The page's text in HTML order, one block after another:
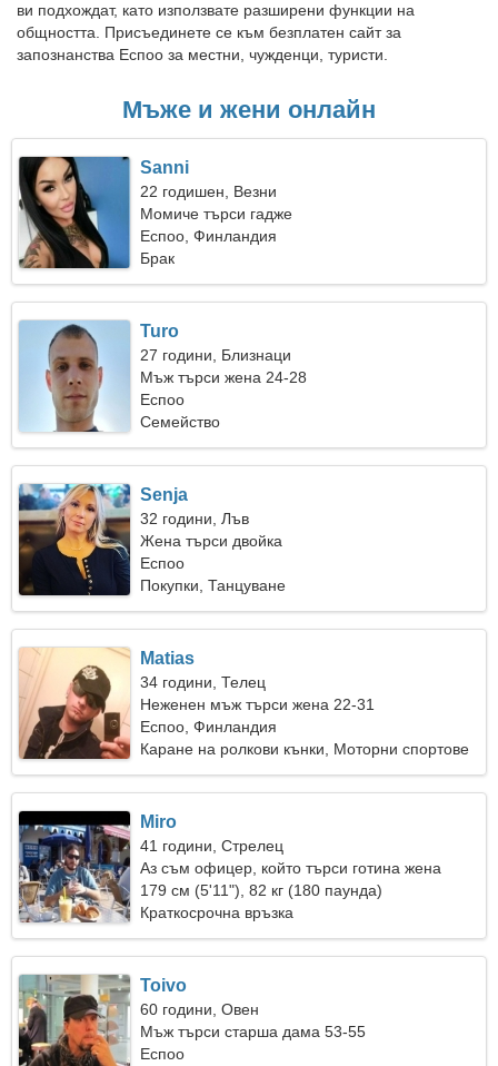
ви подхождат, като използвате разширени функции на
общността. Присъединете се към безплатен сайт за
запознанства Еспоо за местни, чужденци, туристи.
Мъже и жени онлайн
Sanni
22 годишен, Везни
Момиче търси гадже
Еспоо, Финландия
Брак
Turo
27 години, Близнаци
Мъж търси жена 24-28
Еспоо
Семейство
Senja
32 години, Лъв
Жена търси двойка
Еспоо
Покупки, Танцуване
Matias
34 години, Телец
Неженен мъж търси жена 22-31
Еспоо, Финландия
Каране на ролкови кънки, Моторни спортове
Miro
41 години, Стрелец
Аз съм офицер, който търси готина жена
179 см (5'11"), 82 кг (180 паунда)
Краткосрочна връзка
Toivo
60 години, Овен
Мъж търси старша дама 53-55
Еспоо